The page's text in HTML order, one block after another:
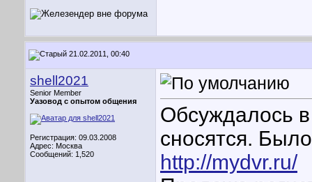
21.02.2011, 00:40
shell2021
Senior Member
Уазовод с опытом общения
Регистрация: 09.03.2008
Адрес: Москва
Сообщений: 1,520
Обсуждалось
сносятся.
http://mydvr.ru/